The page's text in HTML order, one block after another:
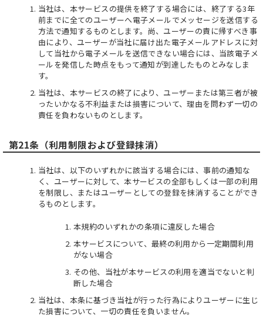
当社は、本サービスの提供を終了する場合には、終了する3年
前までに全てのユーザーへ電子メールでメッセージを送信する
方法で通知するものとします。尚、ユーザーの責に帰すべき事
由により、ユーザーが当社に届け出た電子メールアドレスに対
して当社から電子メールを送信できない場合には、当該電子メ
ールを発信した時点をもって通知が到達したものとみなしま
す。
当社は、本サービスの終了により、ユーザーまたは第三者が被
ったいかなる不利益または損害について、理由を問わず一切の
責任を負わないものとします。
第21条（利用制限および登録抹消）
当社は、以下のいずれかに該当する場合には、事前の通知な
く、ユーザーに対して、本サービスの全部もしくは一部の利用
を制限し、またはユーザーとしての登録を抹消することができ
るものとします。
本規約のいずれかの条項に違反した場合
本サービスについて、最終の利用から一定期間利用
がない場合
その他、当社が本サービスの利用を適当でないと判
断した場合
当社は、本条に基づき当社が行った行為によりユーザーに生じ
た損害について、一切の責任を負いません。